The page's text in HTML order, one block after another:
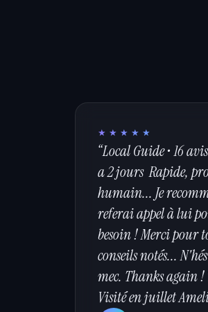
★★★★★
“Local Guide • 16
a 2 jours Rapide,
humain... Je
referai appel à lui
besoin ! Merci pour
conseils notés...
mec. Thanks again !
Visité en juillet